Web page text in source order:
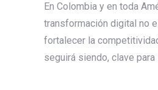
En Colombia y en toda
transformación digital no
fortalecer la
seguirá siendo, clave